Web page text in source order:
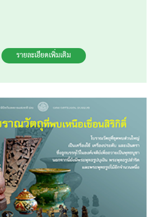
รายละเอียดเพิ่มเติม